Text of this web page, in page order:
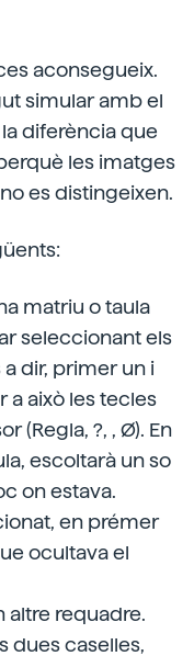
aconsegueix.
simular amb el
diferència que
les imatges
es distingeixen.
matriu o taula
seleccionant els
dir, primer un i
a això les tecles
(Regla, ?, , Ø). En
escoltarà un so
on estava.
en prémer
ocultava el
altre requadre.
dues caselles,